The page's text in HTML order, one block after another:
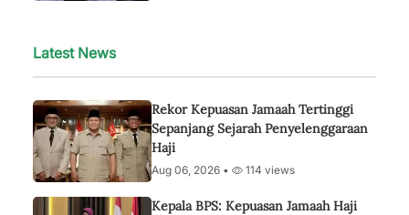
Latest News
Rekor Kepuasan Jamaah Tertinggi
Sepanjang Sejarah Penyelenggaraan
Haji
Aug 06, 2026 • 114 views
Kepala BPS: Kepuasan Jamaah Haji